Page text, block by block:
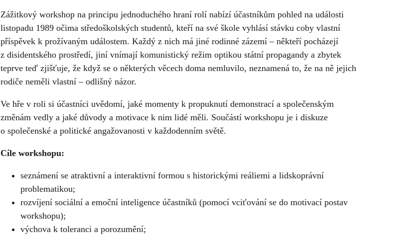
Zážitkový workshop na principu jednoduchého hraní rolí nabízí účastníkům pohled na události
listopadu 1989 očima středoškolských studentů, kteří na své škole vyhlásí stávku coby vlastní
příspěvek k prožívaným událostem. Každý z nich má jiné rodinné zázemí – někteří pocházejí
z disidentského prostředí, jiní vnímají komunistický režim optikou státní propagandy a zbytek
teprve teď zjišťuje, že když se o některých věcech doma nemluvilo, neznamená to, že na ně jejich
rodiče neměli vlastní – odlišný názor.
Ve hře v roli si účastníci uvědomí, jaké momenty k propuknutí demonstrací a společenským
změnám vedly a jaké důvody a motivace k nim lidé měli. Součástí workshopu je i diskuze
o společenské a politické angažovanosti v každodenním světě.
Cíle workshopu:
seznámení se atraktivní a interaktivní formou s historickými reáliemi a lidskoprávní
problematikou;
rozvíjení sociální a emoční inteligence účastníků (pomocí vciťování se do motivací postav
workshopu);
výchova k toleranci a porozumění;